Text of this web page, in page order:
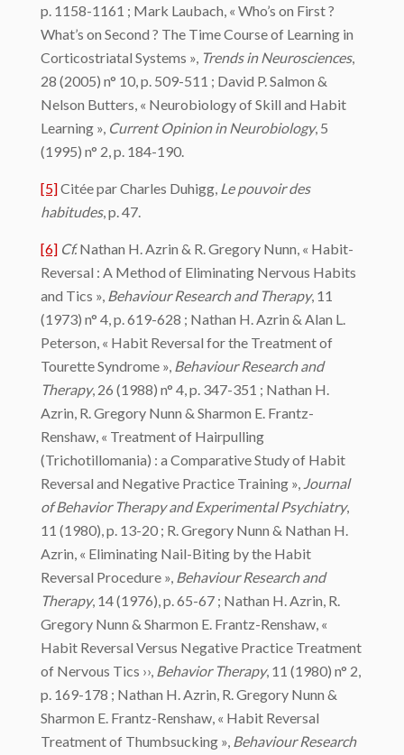
p. 1158-1161 ; Mark Laubach, « Who’s on First ?
What’s on Second ? The Time Course of Learning in
Corticostriatal Systems », Trends in Neurosciences,
28 (2005) n° 10, p. 509-511 ; David P. Salmon &
Nelson Butters, « Neurobiology of Skill and Habit
Learning », Current Opinion in Neurobiology, 5
(1995) n° 2, p. 184-190.
[5]Citée par Charles Duhigg, Le pouvoir des
habitudes, p. 47.
[6] Cf.Nathan H. Azrin & R. Gregory Nunn, « Habit-
Reversal : A Method of Eliminating Nervous Habits
and Tics », Behaviour Research and Therapy, 11
(1973) n° 4, p. 619-628 ; Nathan H. Azrin & Alan L.
Peterson, « Habit Reversal for the Treatment of
Tourette Syndrome », Behaviour Research and
Therapy, 26 (1988) n° 4, p. 347-351 ; Nathan H.
Azrin, R. Gregory Nunn & Sharmon E. Frantz-
Renshaw, « Treatment of Hairpulling
(Trichotillomania) : a Comparative Study of Habit
Reversal and Negative Practice Training », Journal
of Behavior Therapy and Experimental Psychiatry,
11 (1980), p. 13-20 ; R. Gregory Nunn & Nathan H.
Azrin, « Eliminating Nail-Biting by the Habit
Reversal Procedure », Behaviour Research and
Therapy, 14 (1976), p. 65-67 ; Nathan H. Azrin, R.
Gregory Nunn & Sharmon E. Frantz-Renshaw, «
Habit Reversal Versus Negative Practice Treatment
of Nervous Tics ››, Behavior Therapy, 11 (1980) n° 2,
p. 169-178 ; Nathan H. Azrin, R. Gregory Nunn &
Sharmon E. Frantz-Renshaw, « Habit Reversal
Treatment of Thumbsucking », Behaviour Research